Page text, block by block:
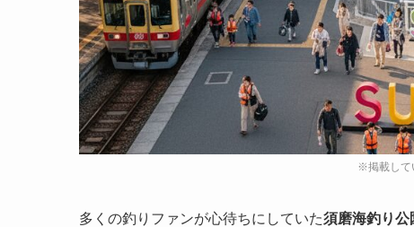
多くの釣りファンが心待ちにしていた須磨海釣り公